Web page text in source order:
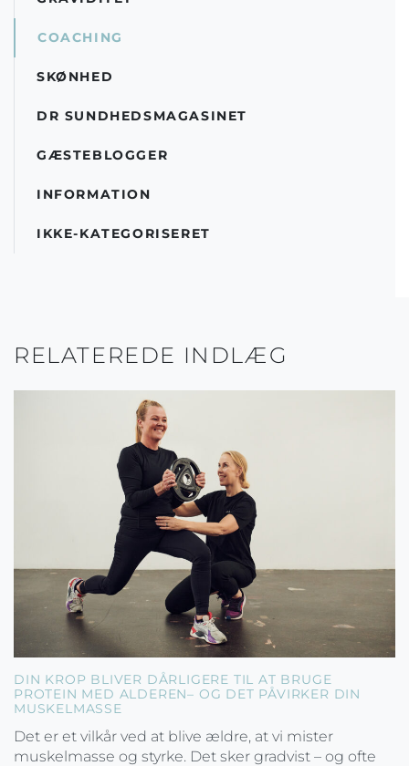
COACHING
SKØNHED
DR SUNDHEDSMAGASINET
GÆSTEBLOGGER
INFORMATION
IKKE-KATEGORISERET
RELATEREDE INDLÆG
DIN KROP BLIVER DÅRLIGERE TIL AT BRUGE
PROTEIN MED ALDEREN– OG DET PÅVIRKER DIN
MUSKELMASSE
Det er et vilkår ved at blive ældre, at vi mister
muskelmasse og styrke. Det sker gradvist – og ofte